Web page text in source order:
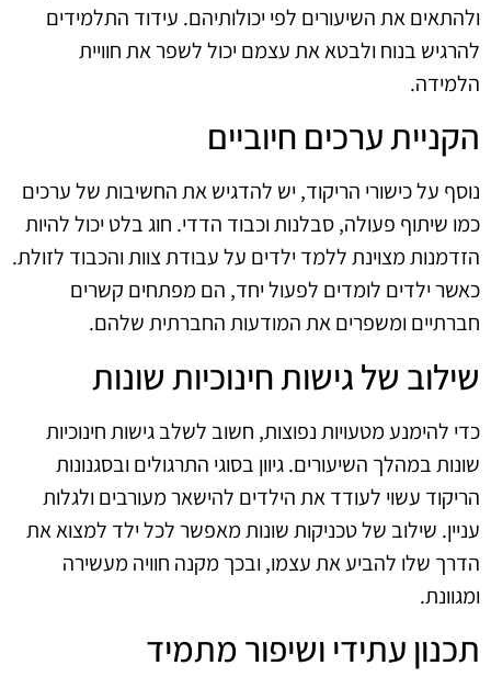
ולהתאים את השיעורים לפי יכולותיהם. עידוד התלמידים
להרגיש בנוח ולבטא את עצמם יכול לשפר את חוויית
הלמידה.
הקניית ערכים חיוביים
נוסף על כישורי הריקוד, יש להדגיש את החשיבות של ערכים
כמו שיתוף פעולה, סבלנות וכבוד הדדי. חוג בלט יכול להיות
הזדמנות מצוינת ללמד ילדים על עבודת צוות והכבוד לזולת.
כאשר ילדים לומדים לפעול יחד, הם מפתחים קשרים
חברתיים ומשפרים את המודעות החברתית שלהם.
שילוב של גישות חינוכיות שונות
כדי להימנע מטעויות נפוצות, חשוב לשלב גישות חינוכיות
שונות במהלך השיעורים. גיוון בסוגי התרגולים ובסגנונות
הריקוד עשוי לעודד את הילדים להישאר מעורבים ולגלות
עניין. שילוב של טכניקות שונות מאפשר לכל ילד למצוא את
הדרך שלו להביע את עצמו, ובכך מקנה חוויה מעשירה
ומגוונת.
תכנון עתידי ושיפור מתמיד